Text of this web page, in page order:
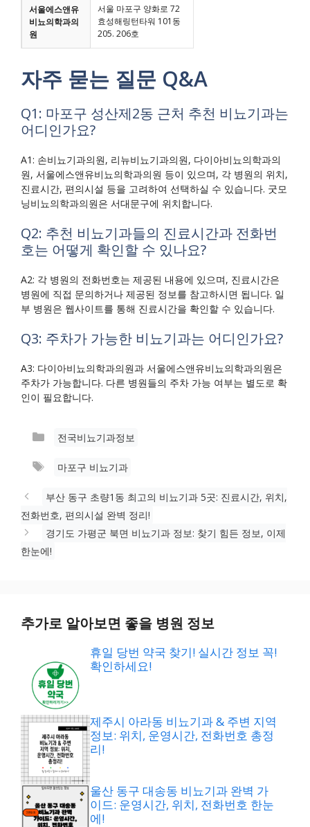
서울에스앤유
비뇨의학과의
원
서울 마포구 양화로 72
효성해링턴타워 101동
205. 206호
자주 묻는 질문 Q&A
Q1: 마포구 성산제2동 근처 추천 비뇨기과는
어디인가요?
A1: 손비뇨기과의원, 리뉴비뇨기과의원, 다이아비뇨의학과의
원, 서울에스앤유비뇨의학과의원 등이 있으며, 각 병원의 위치,
진료시간, 편의시설 등을 고려하여 선택하실 수 있습니다. 굿모
닝비뇨의학과의원은 서대문구에 위치합니다.
Q2: 추천 비뇨기과들의 진료시간과 전화번
호는 어떻게 확인할 수 있나요?
A2: 각 병원의 전화번호는 제공된 내용에 있으며, 진료시간은
병원에 직접 문의하거나 제공된 정보를 참고하시면 됩니다. 일
부 병원은 웹사이트를 통해 진료시간을 확인할 수 있습니다.
Q3: 주차가 가능한 비뇨기과는 어디인가요?
A3: 다이아비뇨의학과의원과 서울에스앤유비뇨의학과의원은
주차가 가능합니다. 다른 병원들의 주차 가능 여부는 별도로 확
인이 필요합니다.
카
고
전국비뇨기과정보
태
마포구 비뇨기과
부산 동구 초량1동 최고의 비뇨기과 5곳: 진료시간, 위치,
전화번호, 편의시설 완벽 정리!
경기도 가평군 북면 비뇨기과 정보: 찾기 힘든 정보, 이제
한눈에!
추가로 알아보면 좋을 병원 정보
휴일 당번 약국 찾기! 실시간 정보 꼭!
확인하세요!
제주시 아라동 비뇨기과 & 주변 지역
정보: 위치, 운영시간, 전화번호 총정
리!
울산 동구 대송동 비뇨기과 완벽 가
이드: 운영시간, 위치, 전화번호 한눈
에!